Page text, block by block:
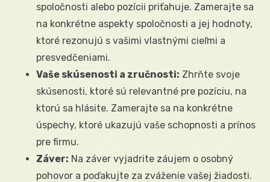
spoločnosti alebo pozícii priťahuje. Zamerajte sa
na konkrétne aspekty spoločnosti a jej hodnoty,
ktoré rezonujú s vašimi vlastnými cieľmi a
presvedčeniami.
Vaše skúsenosti a zručnosti: Zhrňte svoje
skúsenosti, ktoré sú relevantné pre pozíciu, na
ktorú sa hlásite. Zamerajte sa na konkrétne
úspechy, ktoré ukazujú vaše schopnosti a prínos
pre firmu.
Záver: Na záver vyjadrite záujem o osobný
pohovor a poďakujte za zváženie vašej žiadosti.